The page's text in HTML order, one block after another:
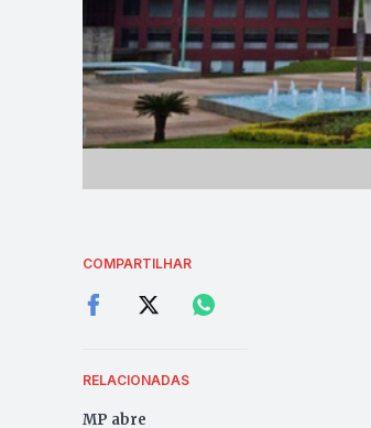
COMPARTILHAR
RELACIONADAS
MP abre